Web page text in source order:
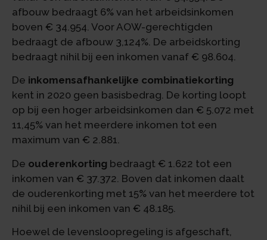
afbouw bedraagt 6% van het arbeidsinkomen
boven € 34.954. Voor AOW-gerechtigden
bedraagt de afbouw 3,124%. De arbeidskorting
bedraagt nihil bij een inkomen vanaf € 98.604.
De inkomensafhankelijke combinatiekorting
kent in 2020 geen basisbedrag. De korting loopt
op bij een hoger arbeidsinkomen dan € 5.072 met
11,45% van het meerdere inkomen tot een
maximum van € 2.881.
De ouderenkorting bedraagt € 1.622 tot een
inkomen van € 37.372. Boven dat inkomen daalt
de ouderenkorting met 15% van het meerdere tot
nihil bij een inkomen van € 48.185.
Hoewel de levensloopregeling is afgeschaft,